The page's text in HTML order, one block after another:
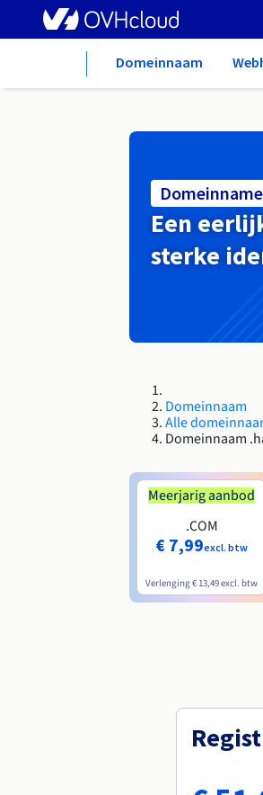
Domeinnaam
Een
sterke
Domeinnaam
Alle
Domeinnaam
Meerjarig aanbod
.COM
€ 7,99excl. btw
Verlenging € 13,49excl. btw